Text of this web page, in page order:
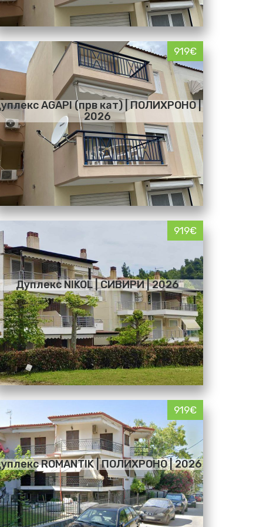
919€
AGAPI (прв кат) | ПОЛИХРОНО |
2026
919€
Дуплекс NIKOL | СИВИРИ | 2026
919€
ROMANTIK | ПОЛИХРОНО | 2026